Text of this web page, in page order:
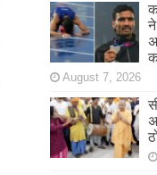
ने
August 7, 2026